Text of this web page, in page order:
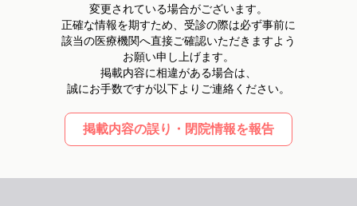
変更されている場合がございます。
正確な情報を期すため、受診の際は必ず事前に
該当の医療機関へ直接ご確認いただきますよう
お願い申し上げます。
掲載内容に相違がある場合は、
誠にお手数ですが以下よりご連絡ください。
掲載内容の誤り・閉院情報を報告